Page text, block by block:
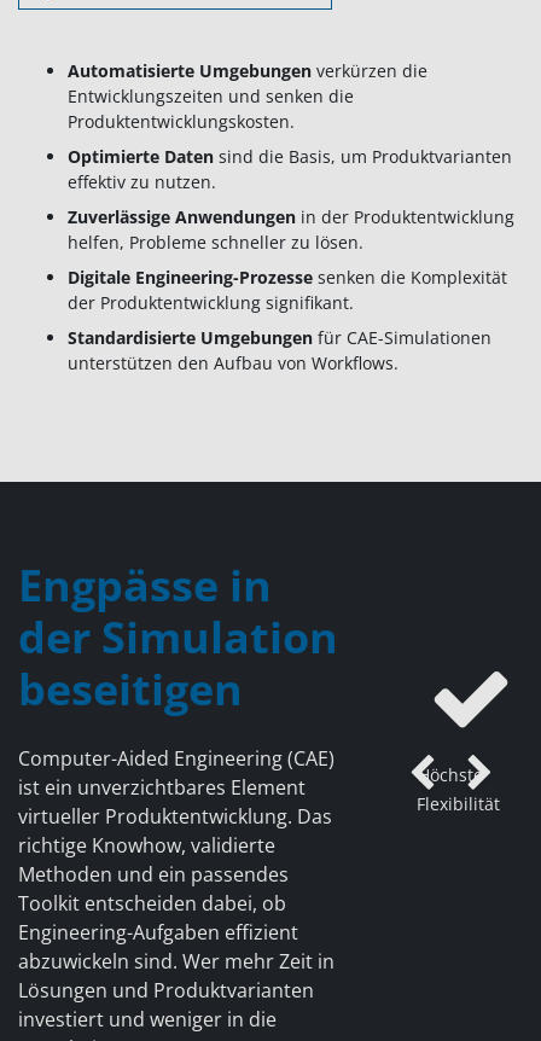
Automatisierte Umgebungen verkürzen die
Entwicklungszeiten und senken die
Produktentwicklungskosten.
Optimierte Daten sind die Basis, um Produktvarianten
effektiv zu nutzen.
Zuverlässige Anwendungen in der Produktentwicklung
helfen, Probleme schneller zu lösen.
Digitale Engineering-Prozesse senken die Komplexität
der Produktentwicklung signifikant.
Standardisierte Umgebungen für CAE-Simulationen
unterstützen den Aufbau von Workflows.
Engpässe in
der Simulation
beseitigen
Computer-Aided Engineering (CAE)
ist ein unverzichtbares Element
virtueller Produktentwicklung. Das
richtige Knowhow, validierte
Methoden und ein passendes
Toolkit entscheiden dabei, ob
Engineering-Aufgaben effizient
abzuwickeln sind. Wer mehr Zeit in
Lösungen und Produktvarianten
investiert und weniger in die
Höchste
Flexibilität
Previous